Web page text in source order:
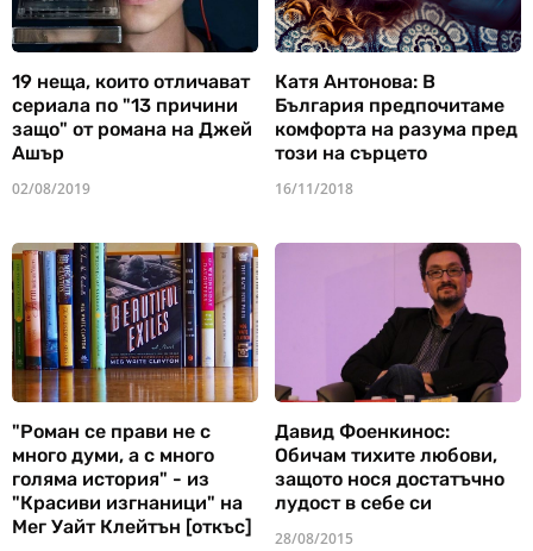
19 неща, които отличават
сериала по "13 причини
защо" от романа на Джей
Ашър
02/08/2019
Катя Антонова: В
България предпочитаме
комфорта на разума пред
този на сърцето
16/11/2018
"Роман се прави не с
много думи, а с много
голяма история" - из
"Красиви изгнаници" на
Мег Уайт Клейтън [откъс]
Давид Фоенкинос:
Обичам тихите любови,
защото нося достатъчно
лудост в себе си
28/08/2015